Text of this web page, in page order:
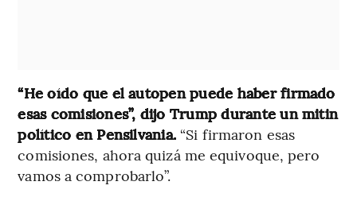
“He oído que el autopen puede haber firmado
esas comisiones”, dijo Trump durante un mitin
político en Pensilvania. “Si firmaron esas
comisiones, ahora quizá me equivoque, pero
vamos a comprobarlo”.